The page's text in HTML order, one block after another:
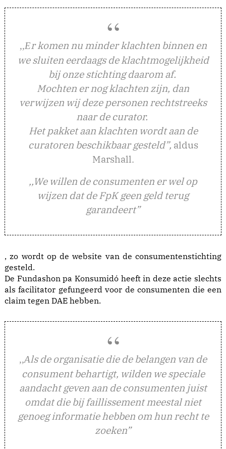
,,Er komen nu minder klachten binnen en
we sluiten eerdaags de klachtmogelijkheid
bij onze stichting daarom af.
Mochten er nog klachten zijn, dan
verwijzen wij deze personen rechtstreeks
naar de curator.
Het pakket aan klachten wordt aan de
curatoren beschikbaar gesteld”, aldus
Marshall.
,,We willen de consumenten er wel op
wijzen dat de FpK geen geld terug
garandeert”
, zo wordt op de website van de consumentenstichting
gesteld.
De Fundashon pa Konsumidó heeft in deze actie slechts
als facilitator gefungeerd voor de consumenten die een
claim tegen DAE hebben.
,,Als de organisatie die de belangen van de
consument behartigt, wilden we speciale
aandacht geven aan de consumenten juist
omdat die bij faillissement meestal niet
genoeg informatie hebben om hun recht te
zoeken”